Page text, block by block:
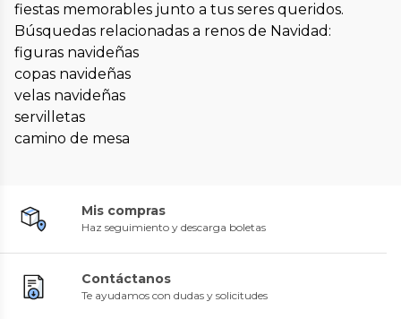
fiestas memorables junto a tus seres queridos.
Búsquedas relacionadas a renos de Navidad:
figuras navideñas
copas navideñas
velas navideñas
servilletas
camino de mesa
Mis compras
Haz seguimiento y descarga boletas
Contáctanos
Te ayudamos con dudas y solicitudes